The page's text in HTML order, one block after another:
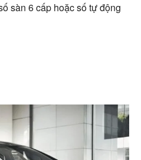
sàn 6 cấp hoặc số tự động